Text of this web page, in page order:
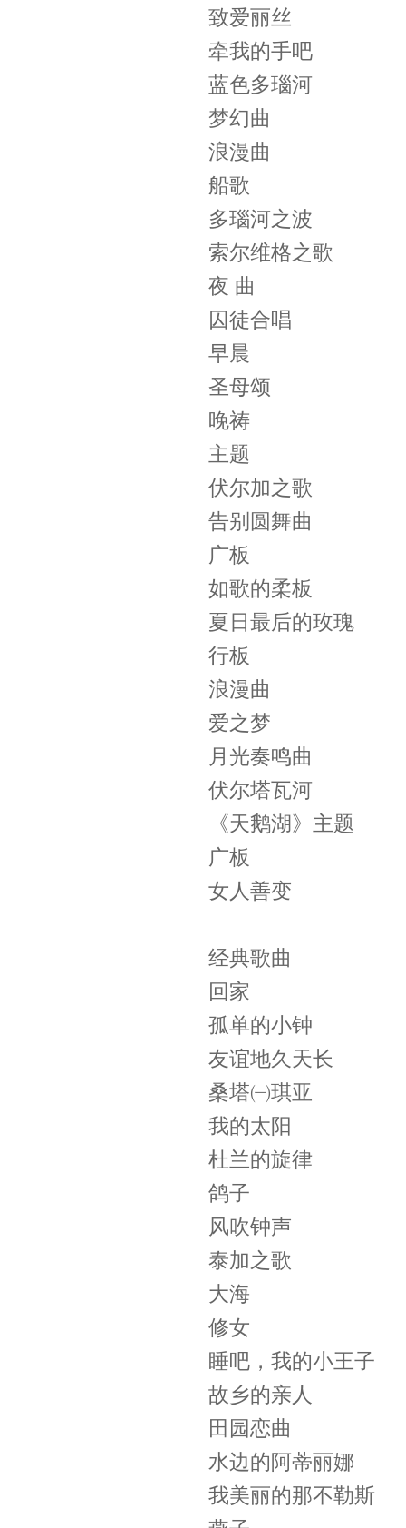
致爱丽丝
牵我的手吧
蓝色多瑙河
梦幻曲
浪漫曲
船歌
多瑙河之波
索尔维格之歌
夜 曲
囚徒合唱
早晨
圣母颂
晚祷
主题
伏尔加之歌
告别圆舞曲
广板
如歌的柔板
夏日最后的玫瑰
行板
浪漫曲
爱之梦
月光奏鸣曲
伏尔塔瓦河
《天鹅湖》主题
广板
女人善变
经典歌曲
回家
孤单的小钟
友谊地久天长
桑塔㈠琪亚
我的太阳
杜兰的旋律
鸽子
风吹钟声
泰加之歌
大海
修女
睡吧，我的小王子
故乡的亲人
田园恋曲
水边的阿蒂丽娜
我美丽的那不勒斯